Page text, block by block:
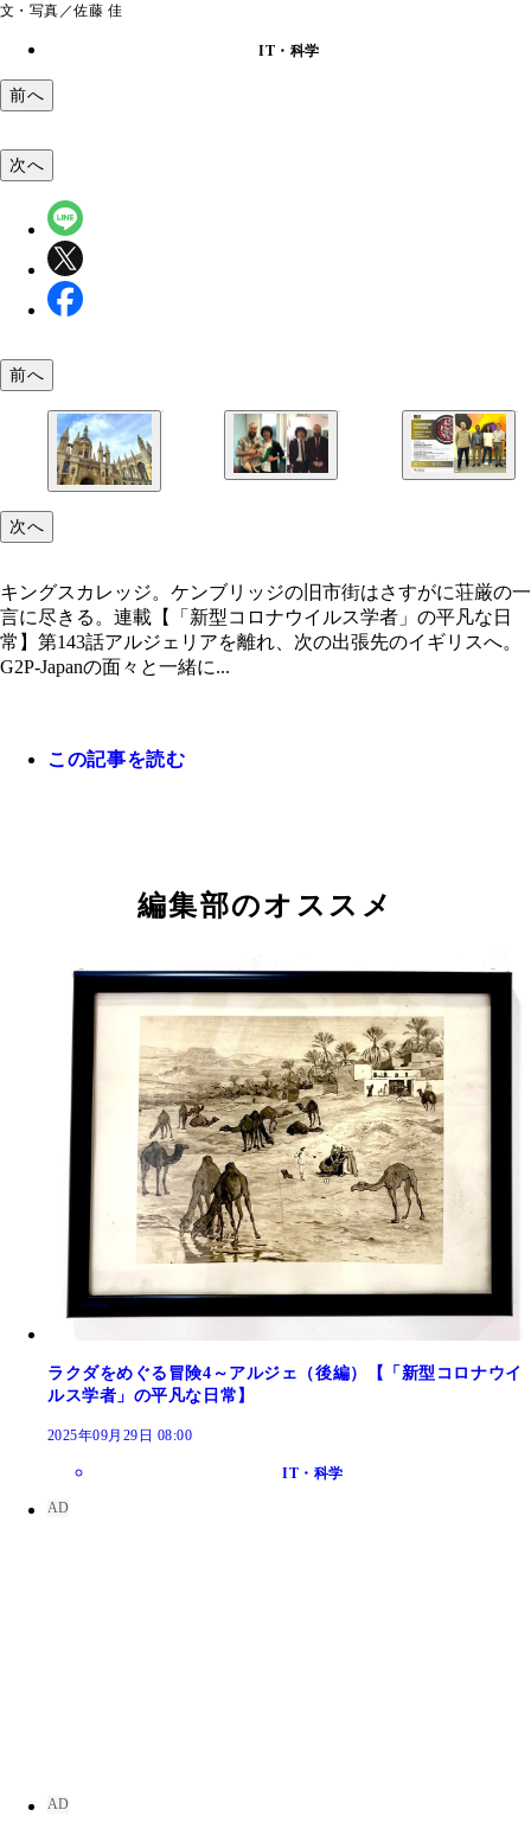
文・写真／佐藤 佳
IT・科学
前へ
（左）2018年9月、グラスゴー大学CVRの彼のオフ
（左）ラヴィが作ってくれたフライヤー。（右）
次へ
前へ
次へ
キングスカレッジ。ケンブリッジの旧市街はさすがに荘厳の一
言に尽きる。連載【「新型コロナウイルス学者」の平凡な日
常】第143話アルジェリアを離れ、次の出張先のイギリスへ。
G2P-Japanの面々と一緒に...
この記事を読む
編集部のオススメ
ラクダをめぐる冒険4～アルジェ（後編）【「新型コロナウイ
ルス学者」の平凡な日常】
2025年09月29日 08:00
IT・科学